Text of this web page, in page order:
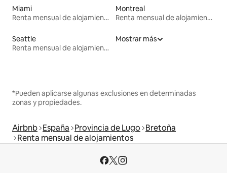
Miami
Renta mensual de alojamientos
Montreal
Renta mensual de alojamientos
Seattle
Renta mensual de alojamientos
Mostrar más
*Pueden aplicarse algunas exclusiones en determinadas
zonas y propiedades.
Airbnb España Provincia de Lugo Bretoña
Renta mensual de alojamientos